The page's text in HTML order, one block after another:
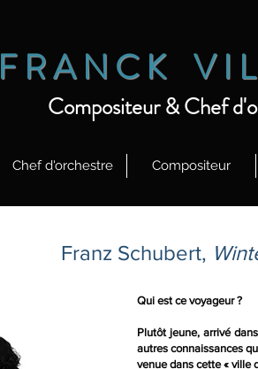
F RA N C K V I
Compositeur & Chef
Chef d'orchestre Compositeur
Franz Schubert,
Qui est ce voyageur ?
Plutôt jeune, arrivé
autres connaissances
venue dans cette « ville